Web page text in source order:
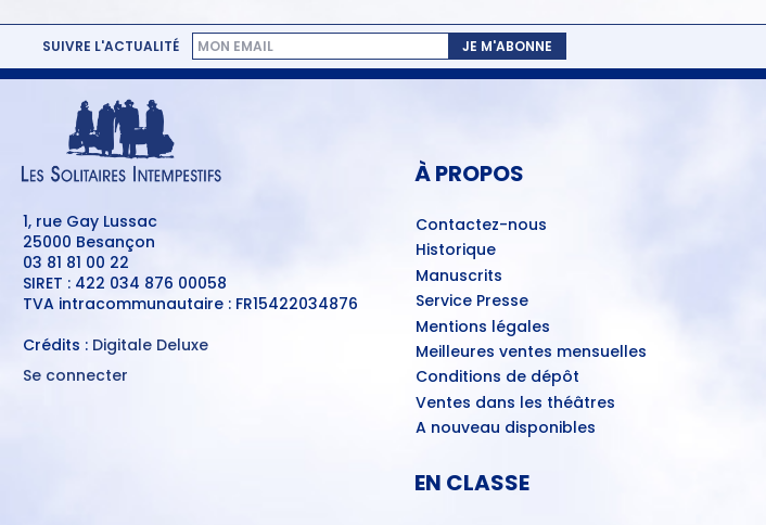
SUIVRE L'ACTUALITÉ JE M'ABONNE
1, rue Gay Lussac
25000 Besançon
03 81 81 00 22
SIRET : 422 034 876 00058
TVA intracommunautaire : FR15422034876
Crédits : Digitale Deluxe
MENU
Se connecter
À PROPOS
Contactez-nous
Historique
Manuscrits
Service Presse
Mentions légales
Meilleures ventes mensuelles
Conditions de dépôt
Ventes dans les théâtres
A nouveau disponibles
EN CLASSE